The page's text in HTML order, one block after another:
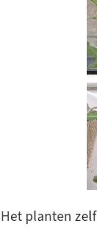
Het planten zelf